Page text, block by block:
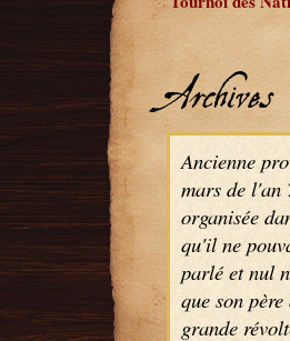
Archives
Ancienne
mars de l'an
organisée
qu'il ne
parlé et nul
que son
grande